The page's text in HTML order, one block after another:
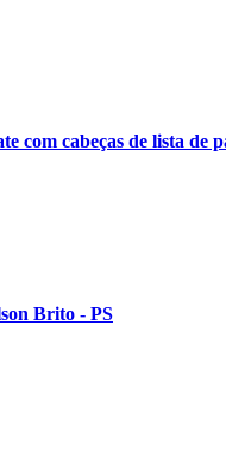
com cabeças de lista de
Brito - PS